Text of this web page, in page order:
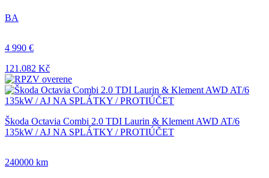
BA
4 990 €
121.082 Kč
Škoda Octavia Combi 2.0 TDI Laurin & Klement AWD AT/6
135kW / AJ NA SPLÁTKY / PROTIÚČET
240000 km